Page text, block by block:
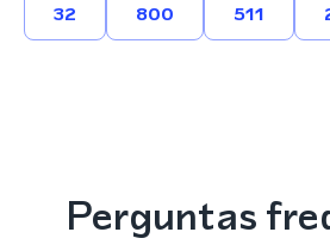
32 800 511
Perguntas